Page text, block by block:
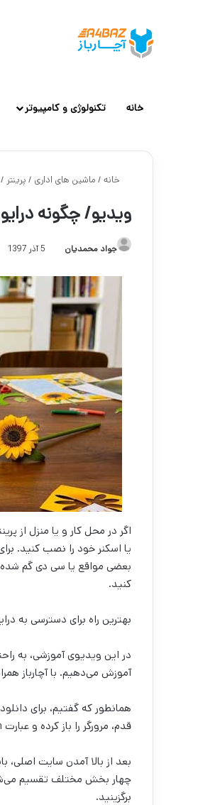
خانه تکنولوژی و کامپیوتر
خانه / ماشین های اداری / پرینتر /
ویدیو/ چگونه
جواد محمدیان 5 آذر 1397
اگر در محل کار و یا منزل از
یا اسکنر خود را نصب کنید.
بعضی مواقع یا سی دی گم شده
کنید.
بهترین راه برای دسترسی به
در این ویدیوی آموزشی، به
آموزش می‌دهیم. با آچارباز
همانطور که گفتیم، برای
قدم، مرورگر را باز کرده و عبارت canon-europe.com را در کادر خالی سرچ کنید.
برگزینید.